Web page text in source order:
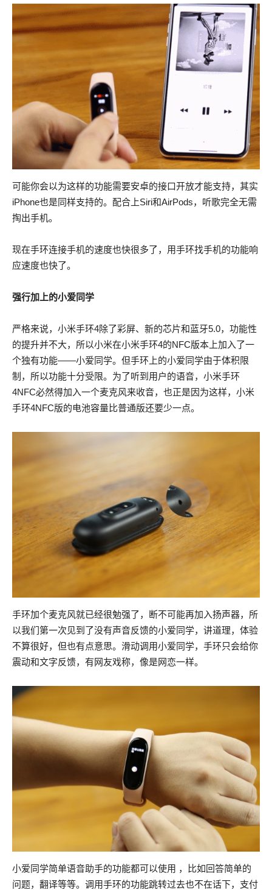
可能你会以为这样的功能需要安卓的接口开放才能支持，其实
iPhone也是同样支持的。配合上Siri和AirPods，听歌完全无需
掏出手机。
现在手环连接手机的速度也快很多了，用手环找手机的功能响
应速度也快了。
强行加上的小爱同学
严格来说，小米手环4除了彩屏、新的芯片和蓝牙5.0，功能性
的提升并不大，所以小米在小米手环4的NFC版本上加入了一
个独有功能——小爱同学。但手环上的小爱同学由于体积限
制，所以功能十分受限。为了听到用户的语音，小米手环
4NFC必然得加入一个麦克风来收音，也正是因为这样，小米
手环4NFC版的电池容量比普通版还要少一点。
手环加个麦克风就已经很勉强了，断不可能再加入扬声器，所
以我们第一次见到了没有声音反馈的小爱同学，讲道理，体验
不算很好，但也有点意思。滑动调用小爱同学，手环只会给你
震动和文字反馈，有网友戏称，像是网恋一样。
小爱同学简单语音助手的功能都可以使用 ，比如回答简单的
问题，翻译等等。调用手环的功能跳转过去也不在话下，支付